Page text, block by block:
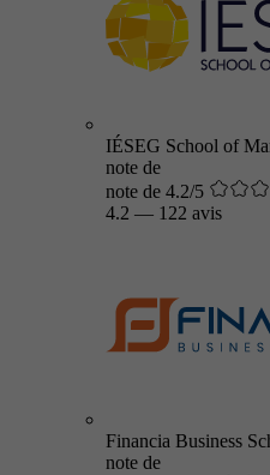
IÉSEG School of
note de
note de 4.2/5
4.2 — 122 avis
Financia Business
note de